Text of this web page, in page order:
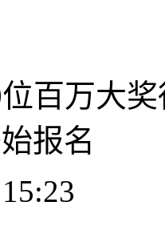
百万大
报名